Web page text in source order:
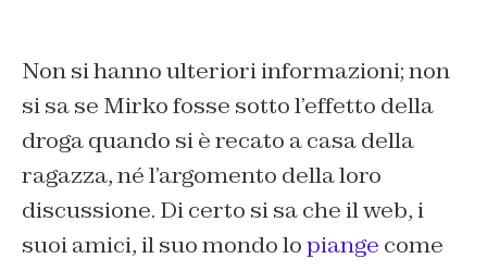
Non si hanno ulteriori informazioni; non
si sa se Mirko fosse sotto l’effetto della
droga quando si è recato a casa della
ragazza, né l’argomento della loro
discussione. Di certo si sa che il web, i
suoi amici, il suo mondo lopiange come